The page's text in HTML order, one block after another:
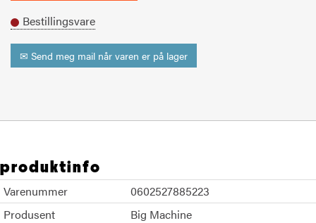
Bestillingsvare
✉ Send meg mail når varen er på lager
produktinfo
Varenummer
0602527885223
Produsent
Big Machine